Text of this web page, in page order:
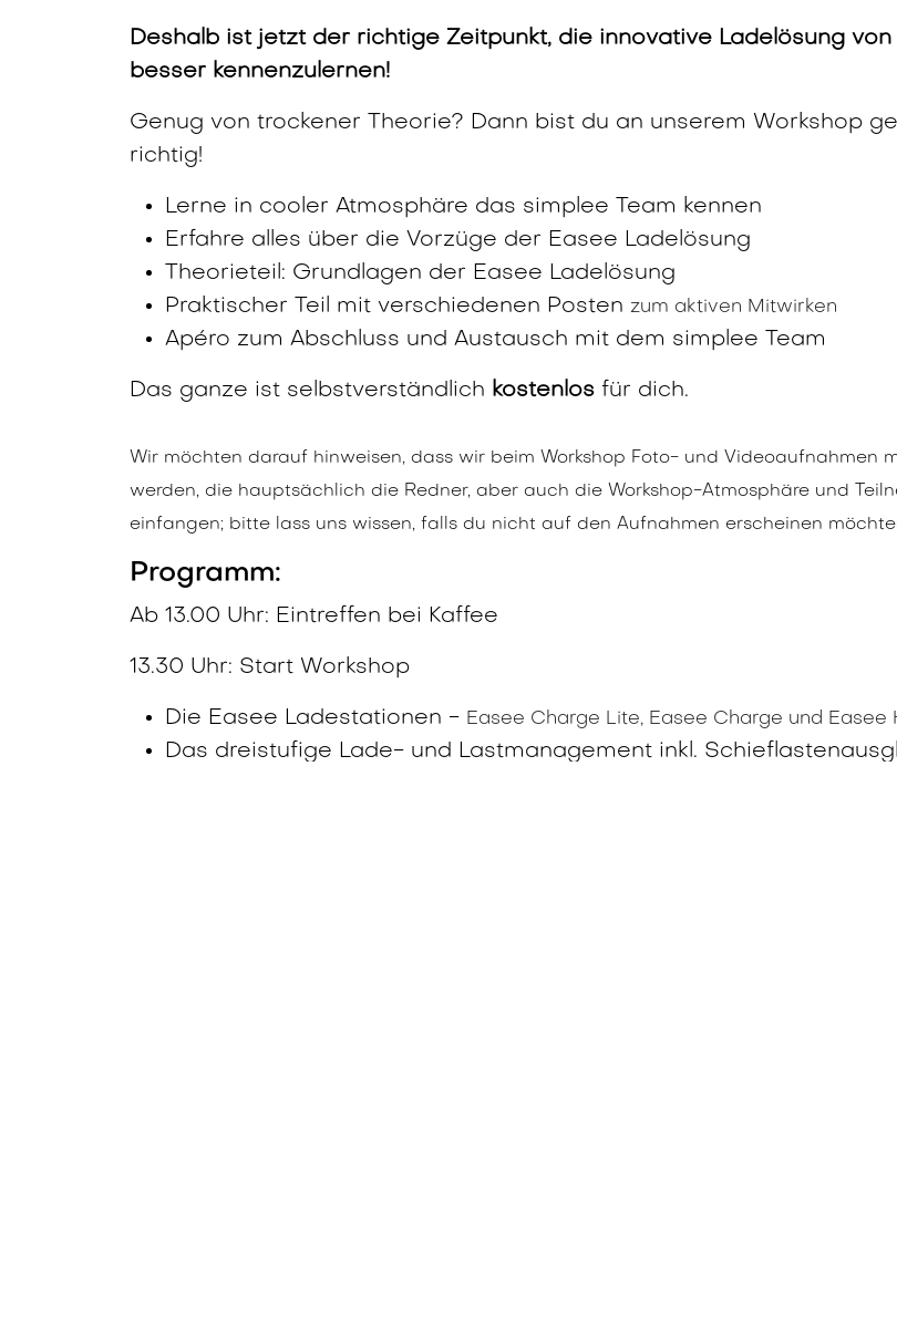
Deshalb ist jetzt der richtige Zeitpunkt, die innovative Ladelösung von
besser kennenzulernen!
Genug von trockener Theorie? Dann bist du an unserem Workshop
richtig!
Lerne in cooler Atmosphäre das simplee Team kennen
Erfahre alles über die Vorzüge der Easee Ladelösung
Theorieteil: Grundlagen der Easee Ladelösung
Praktischer Teil mit verschiedenen Posten zum aktiven Mitwirken
Apéro zum Abschluss und Austausch mit dem simplee Team
Das ganze ist selbstverständlich kostenlos für dich.
Wir möchten darauf hinweisen, dass wir beim Workshop Foto- und Videoaufnahmen
werden, die hauptsächlich die Redner, aber auch die Workshop-Atmosphäre und
einfangen; bitte lass uns wissen, falls du nicht auf den Aufnahmen erscheinen
Programm:
Ab 13.00 Uhr: Eintreffen bei Kaffee
13.30 Uhr: Start Workshop
Die Easee Ladestationen - Easee Charge Lite, Easee Charge und Easee
Das dreistufige Lade- und Lastmanagement inkl.